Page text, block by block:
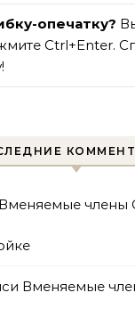
опечатку?
Ctrl+Enter.
Вменяемые члены
Вменяемые